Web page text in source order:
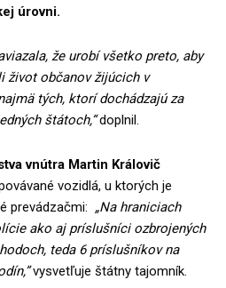
úrovni.
že urobí všetko preto, aby
život občanov žijúcich v
tých, ktorí dochádzajú za
štátoch,“ doplnil.
vnútra Martin Královič
vozidlá, u ktorých je
prevádzačmi: „Na hraniciach
ako aj príslušníci ozbrojených
teda 6 príslušníkov na
vysvetľuje štátny tajomník.